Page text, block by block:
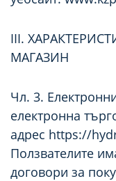
III.
МАГАЗИН
Чл. 3.
електронна
адрес https://
Ползвателите
договори за